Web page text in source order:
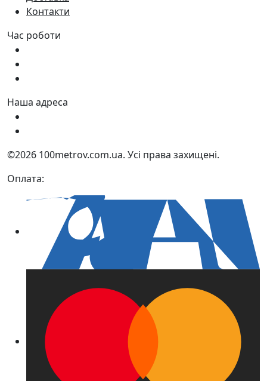
Контакти
Час роботи
Наша адреса
©2026 100metrov.com.ua. Усі права захищені.
Оплата: